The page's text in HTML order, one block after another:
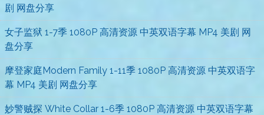
剧 网盘分享
女子监狱 1-7季 1080P 高清资源 中英双语字幕 MP4 美剧 网
盘分享
摩登家庭Modern Family 1-11季 1080P 高清资源 中英双语字
幕 MP4 美剧 网盘分享
妙警贼探 White Collar 1-6季 1080P 高清资源 中英双语字幕